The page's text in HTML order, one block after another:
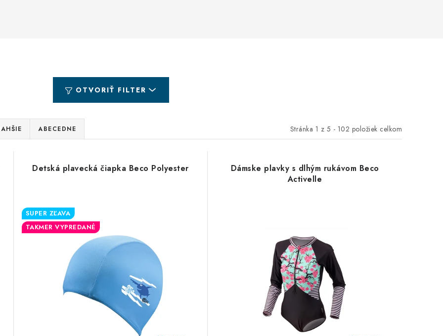
OTVORIŤ FILTER
Stránka 1 z 5 - 102 položiek celkom
ABECEDNE
Detská plavecká čiapka Beco Polyester
SUPER ZĽAVA
TAKMER VYPREDANÉ
Dámske plavky s dlhým rukávom Beco
Activelle